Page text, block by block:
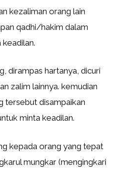
kezaliman orang lain
qadhi/hakim dalam
dirampas hartanya, dicuri
zalim lainnya. kemudian
tersebut disampaikan
minta keadilan.
kepada orang yang tepat
mungkar (mengingkari